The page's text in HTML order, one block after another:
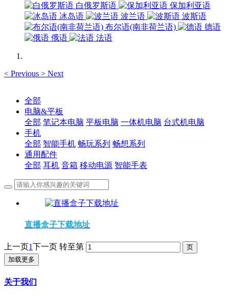
白俄罗斯语
保加利亚语
冰岛语
波兰语
波斯语
布尔语(南非荷兰语)
德语
俄语
法语
< Previous > Next
全部
电脑&平板
全部 笔记本电脑 平板电脑 一体机电脑 台式机电脑
手机
全部 智能手机 畅玩系列 畅想系列
通用配件
全部 耳机 音箱 移动电源 智能手表
直播盒子下载地址
上一页1下一页 转至第
加载更多
关于我们